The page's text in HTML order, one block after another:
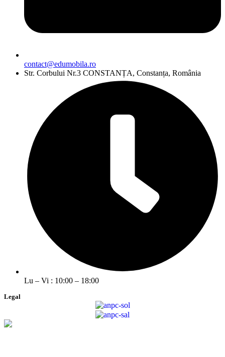
contact@edumobila.ro
Str. Corbului Nr.3 CONSTANȚA, Constanța, România
Lu – Vi : 10:00 – 18:00
Legal